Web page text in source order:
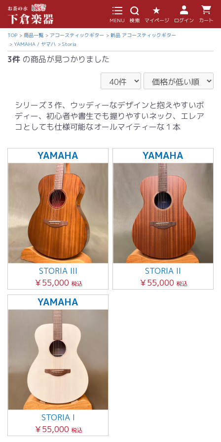
MENU 検索 マイページ ログイン カート
TOP 商品一覧 アコースティックギター
新品 アコースティックギター
YAMAHA / ヤマハ
Storia
3件 の商品が見つかりました
シリーズ３作、ウッディーなデザインと抱えやすいボ
ディー、初心者や書生でも握りやすいネック、エレア
コとしても仕様可能なオールマイティーな１本
YAMAHA
STORIA III
￥55,000 税込
YAMAHA
STORIA II
￥55,000 税込
YAMAHA
STORIA I
￥55,000 税込